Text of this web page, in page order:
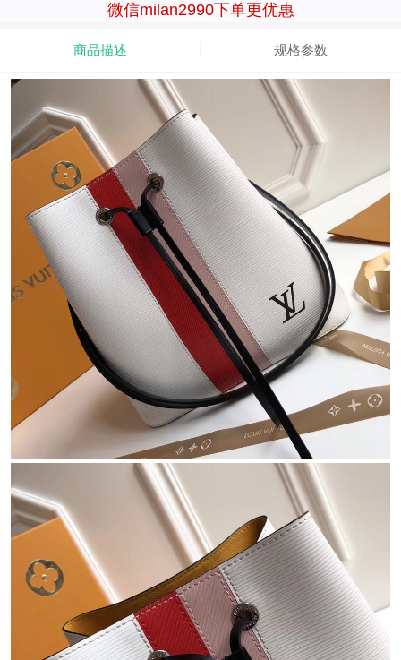
微信milan2990下单更优惠
商品描述 规格参数